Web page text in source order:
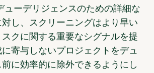
ューデリジェンスのための詳細な
し、スクリーニングはより早い
クに関する重要なシグナルを提
寄与しないプロジェクトをデュ
に効率的に除外できるようにし